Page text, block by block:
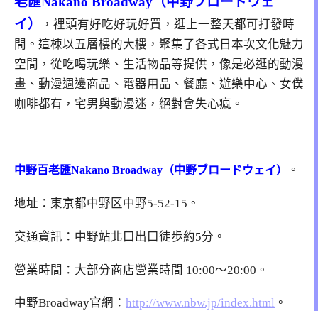
イ）
，裡頭有好吃好玩好買，逛上一整天都可打發時
間。這棟以五層樓的大樓，聚集了各式日本次文化魅力
空間，從吃喝玩樂、生活物品等提供，像是必逛的動漫
畫、動漫週邊商品、電器用品、餐廳、遊樂中心、女僕
咖啡都有，宅男與動漫迷，絕對會失心瘋。
中野百老匯Nakano Broadway（中野ブロードウェイ） 。
地址：東京都中野区中野5-52-15。
交通資訊：中野站北口出口徒歩約5分。
營業時間：大部分商店營業時間 10:00～20:00。
中野Broadway官網： http://www.nbw.jp/index.html 。